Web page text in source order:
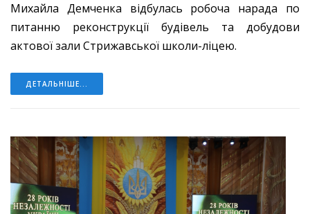
Михайла Демченка відбулась робоча нарада по
питанню реконструкції будівель та добудови
актової зали Стрижавської школи-ліцею.
ДЕТАЛЬНІШЕ...